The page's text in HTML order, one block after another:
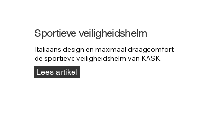
Sportieve veiligheidshelm
Italiaans design en maximaal draagcomfort –
de sportieve veiligheidshelm van KASK.
Lees artikel